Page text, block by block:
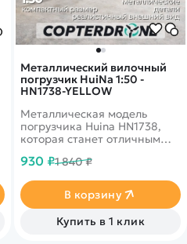
Металлический вилочный
погрузчик HuiNa 1:50 -
HN1738-YELLOW
Металлическая модель
погрузчика Huina HN1738,
которая станет отличным
уменьшенных копий
930 ₽1 840 ₽
В корзину
Купить в 1 клик